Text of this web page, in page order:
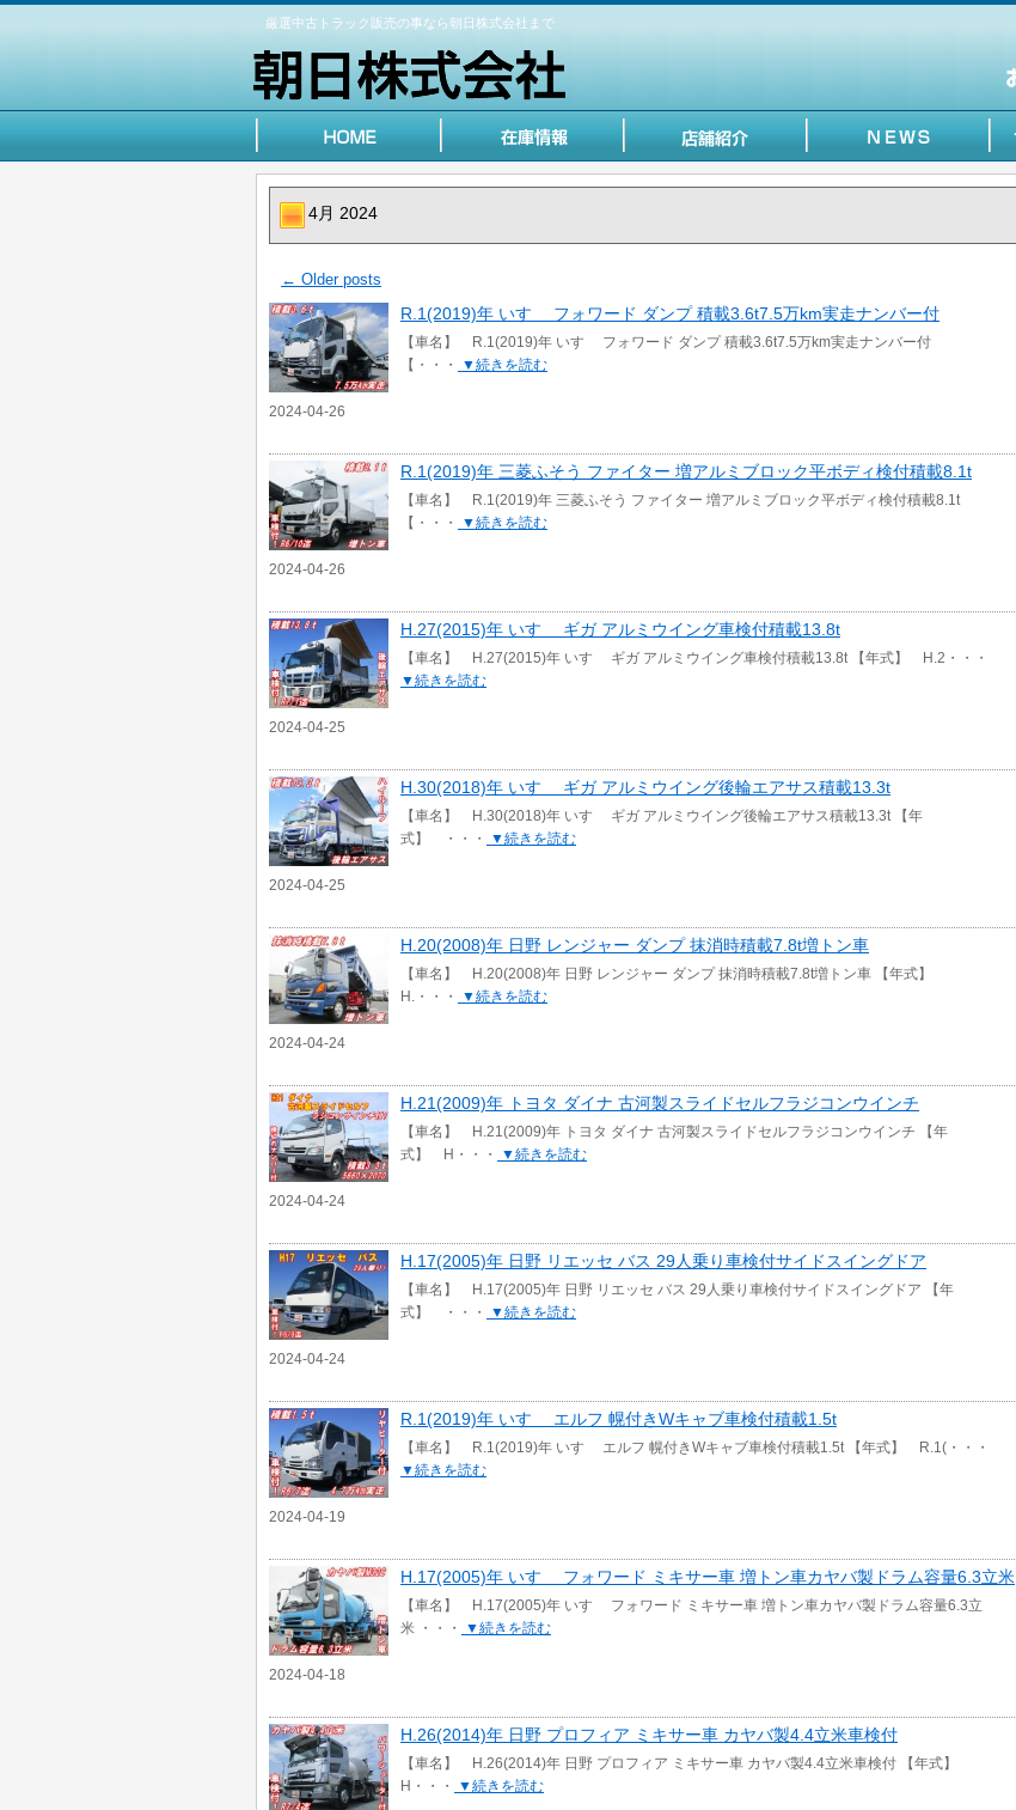
厳選中古トラック販売の事なら朝日株式会社まで
4月 2024
← Older posts
R.1(2019)年 いすゞ フォワード ダンプ 積載3.6t7.5万km実走ナンバー付
【車名】 R.1(2019)年 いすゞ フォワード ダンプ 積載3.6t7.5万km実走ナンバー付
【・・・
▼続きを読む
2024-04-26
R.1(2019)年 三菱ふそう ファイター 増アルミブロック平ボディ検付積載8.1t
【車名】 R.1(2019)年 三菱ふそう ファイター 増アルミブロック平ボディ検付積載8.1t
【・・・
▼続きを読む
2024-04-26
H.27(2015)年 いすゞ ギガ アルミウイング車検付積載13.8t
【車名】 H.27(2015)年 いすゞ ギガ アルミウイング車検付積載13.8t 【年式】 H.2・・・
▼続きを読む
2024-04-25
H.30(2018)年 いすゞ ギガ アルミウイング後輪エアサス積載13.3t
【車名】 H.30(2018)年 いすゞ ギガ アルミウイング後輪エアサス積載13.3t 【年
式】 ・・・
▼続きを読む
2024-04-25
H.20(2008)年 日野 レンジャー ダンプ 抹消時積載7.8t増トン車
【車名】 H.20(2008)年 日野 レンジャー ダンプ 抹消時積載7.8t増トン車 【年式】
H.・・・
▼続きを読む
2024-04-24
H.21(2009)年 トヨタ ダイナ 古河製スライドセルフラジコンウインチ
【車名】 H.21(2009)年 トヨタ ダイナ 古河製スライドセルフラジコンウインチ 【年
式】 H・・・
▼続きを読む
2024-04-24
H.17(2005)年 日野 リエッセ バス 29人乗り車検付サイドスイングドア
【車名】 H.17(2005)年 日野 リエッセ バス 29人乗り車検付サイドスイングドア 【年
式】 ・・・
▼続きを読む
2024-04-24
R.1(2019)年 いすゞ エルフ 幌付きWキャブ車検付積載1.5t
【車名】 R.1(2019)年 いすゞ エルフ 幌付きWキャブ車検付積載1.5t 【年式】 R.1(・・・
▼続きを読む
2024-04-19
H.17(2005)年 いすゞ フォワード ミキサー車 増トン車カヤバ製ドラム容量6.3立米
【車名】 H.17(2005)年 いすゞ フォワード ミキサー車 増トン車カヤバ製ドラム容量6.3立
米 ・・・
▼続きを読む
2024-04-18
H.26(2014)年 日野 プロフィア ミキサー車 カヤバ製4.4立米車検付
【車名】 H.26(2014)年 日野 プロフィア ミキサー車 カヤバ製4.4立米車検付 【年式】
H・・・
▼続きを読む